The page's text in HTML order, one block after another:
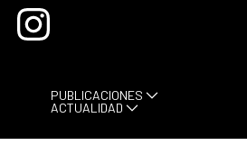
Instagram
PUBLICACIONES
ACTUALIDAD